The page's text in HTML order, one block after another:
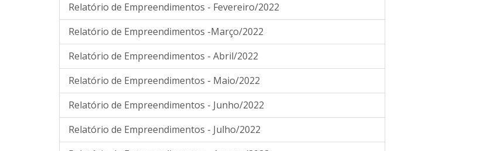
Relatório de Empreendimentos - Fevereiro/2022
Relatório de Empreendimentos -Março/2022
Relatório de Empreendimentos - Abril/2022
Relatório de Empreendimentos - Maio/2022
Relatório de Empreendimentos - Junho/2022
Relatório de Empreendimentos - Julho/2022